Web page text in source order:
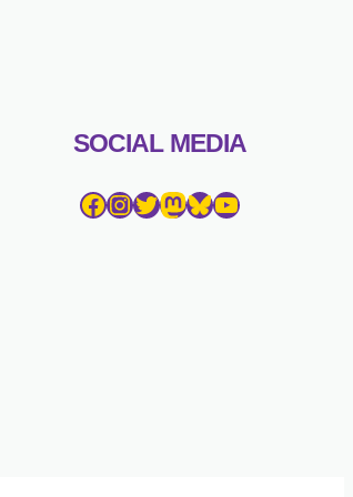
SOCIAL MEDIA
Facebook InstagramTwitter Mastodon Bluesky YouTube